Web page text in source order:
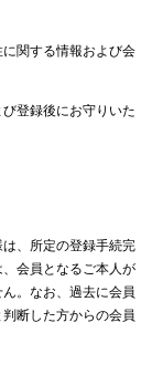
に関する情報および会
登録後にお守りいた
、所定の登録手続完
会員となるご本人が
。なお、過去に会員
断した方からの会員